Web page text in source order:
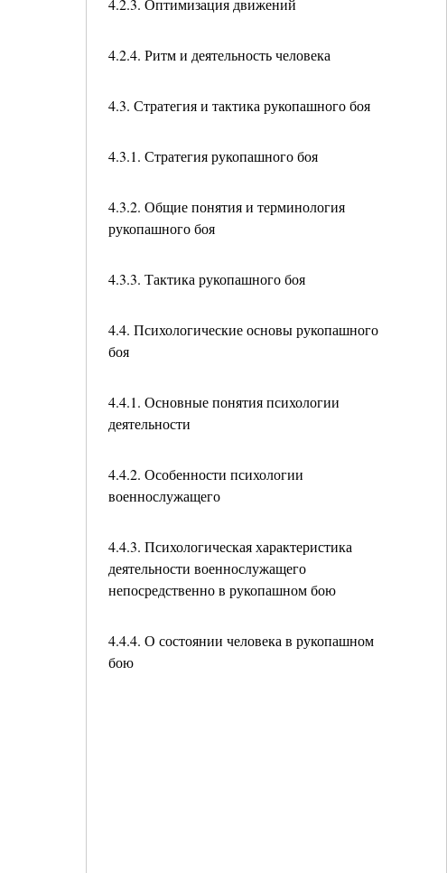
4.2.3. Оптимизация движений
4.2.4. Ритм и деятельность человека
4.3. Стратегия и тактика рукопашного боя
4.3.1. Стратегия рукопашного боя
4.3.2. Общие понятия и терминология
рукопашного боя
4.3.3. Тактика рукопашного боя
4.4. Психологические основы рукопашного
боя
4.4.1. Основные понятия психологии
деятельности
4.4.2. Особенности психологии
военнослужащего
4.4.3. Психологическая характеристика
деятельности военнослужащего
непосредственно в рукопашном бою
4.4.4. О состоянии человека в рукопашном
бою